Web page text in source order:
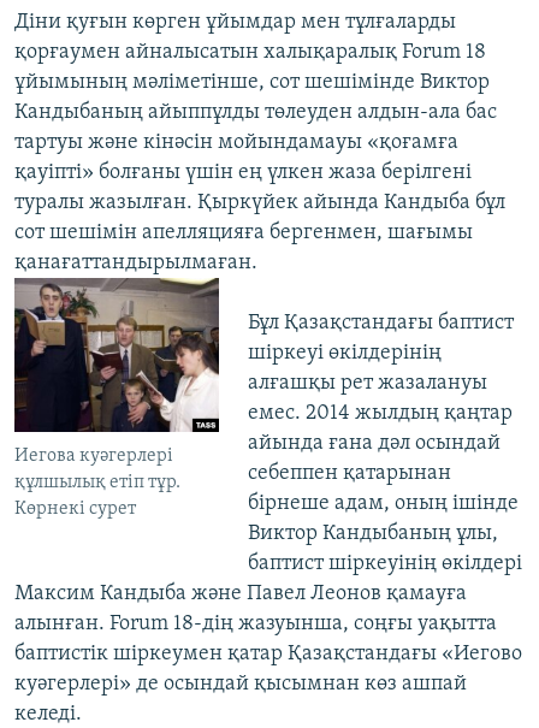
Діни қуғын көрген ұйымдар мен тұлғаларды
қорғаумен айналысатын халықаралық Forum 18
ұйымының мәліметінше, сот шешімінде Виктор
Кандыбаның айыппұлды төлеуден алдын-ала бас
тартуы және кінәсін мойындамауы «қоғамға
қауіпті» болғаны үшін ең үлкен жаза берілгені
туралы жазылған. Қыркүйек айында Кандыба бұл
сот шешімін апелляцияға бергенмен, шағымы
қанағаттандырылмаған.
Иегова куәгерлері
құлшылық етіп тұр.
Көрнекі сурет
Бұл Қазақстандағы баптист
шіркеуі өкілдерінің
алғашқы рет жазалануы
емес. 2014 жылдың қаңтар
айында ғана дәл осындай
себеппен қатарынан
бірнеше адам, оның ішінде
Виктор Кандыбаның ұлы,
баптист шіркеуінің өкілдері
Максим Кандыба және Павел Леонов қамауға
алынған. Forum 18-дің жазуынша, соңғы уақытта
баптистік шіркеумен қатар Қазақстандағы «Иегово
куәгерлері» де осындай қысымнан көз ашпай
келеді.